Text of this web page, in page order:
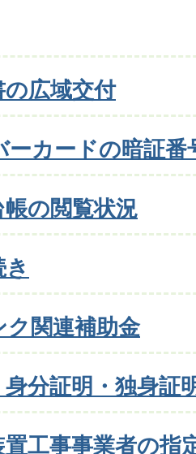
の広域交付
ーカードの暗証番
の閲覧状況
ク関連補助金
身分証明・独身証
工事事業者の指